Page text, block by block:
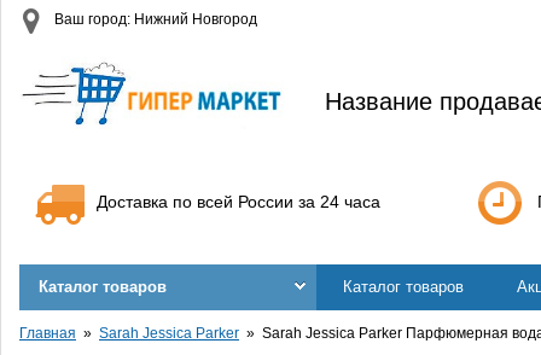
Ваш город: Нижний Новгород
Название
Доставка по всей России за 24 часа
Каталог товаров Каталог товаров
Главная Sarah Jessica Parker Sarah Jessica Parker Парфюмерная